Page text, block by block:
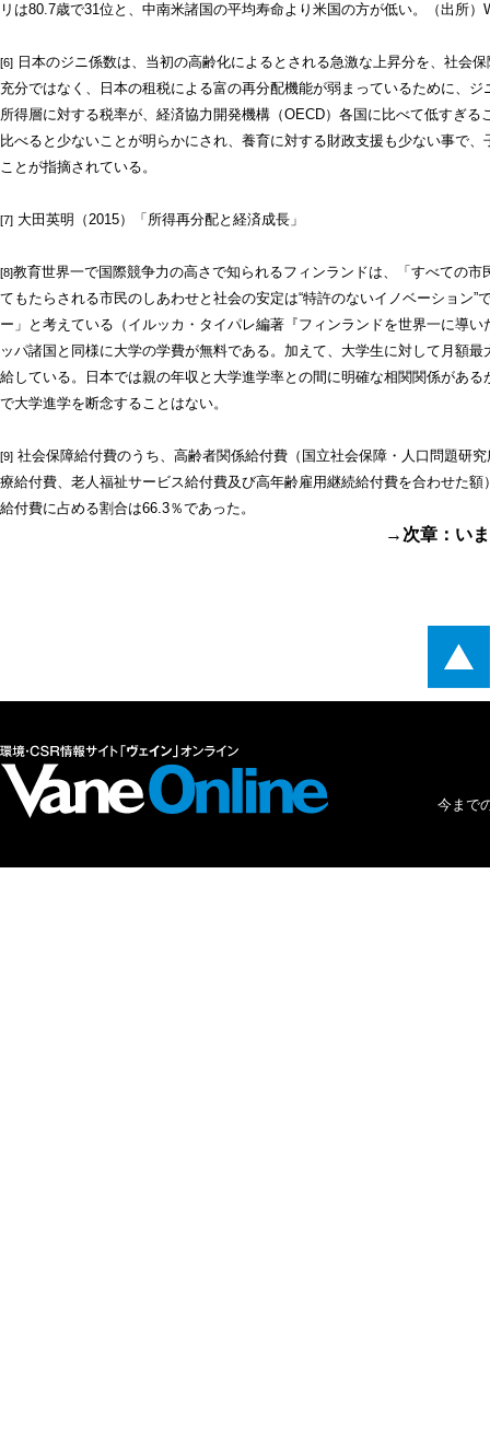
リは80.7歳で31位と、中南米諸国の平均寿命より米国の方が低い。（出所
[6]
日本のジニ係数は、当初の高齢化によるとされる急激な上昇分を、社会
充分ではなく、日本の租税による富の再分配機能が弱まっているために、
所得層に対する税率が、経済協力開発機構（OECD）各国に比べて低すぎ
比べると少ないことが明らかにされ、養育に対する財政支援も少ない事で
ことが指摘されている。
[7] 大田英明（2015）「所得再分配と経済成長」
[8]教育世界一で国際競争力の高さで知られるフィンランドは、「すべての
てもたらされる市民のしあわせと社会の安定は“特許のないイノベーション”
ー」と考えている（イルッカ・タイパレ編著『フィンランドを世界一に導
ッパ諸国と同様に大学の学費が無料である。加えて、大学生に対して月額
給している。日本では親の年収と大学進学率との間に明確な相関関係があ
で大学進学を断念することはない。
[9] 社会保障給付費のうち、高齢者関係給付費（国立社会保障・人口問題研
療給付費、老人福祉サービス給付費及び高年齢雇用継続給付費を合わせた
給付費に占める割合は66.3％であった。
→次章：い
今まで